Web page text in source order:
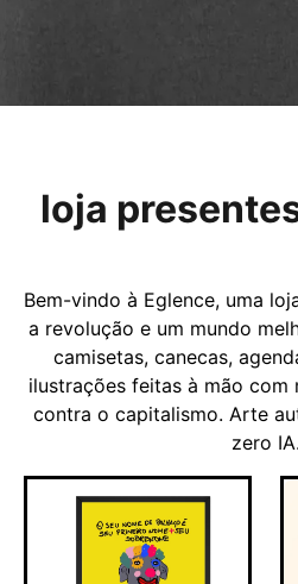
loja
Bem-vindo à Eglence, uma
a revolução e um mundo
camisetas, canecas,
ilustrações feitas à mão com
contra o capitalismo. Arte
zero IA.